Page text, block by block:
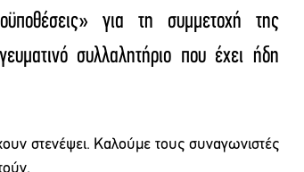
για τη συμμετοχή της
συλλαλητήριο που έχει ήδη
στενέψει. Καλούμε τους συναγωνιστές